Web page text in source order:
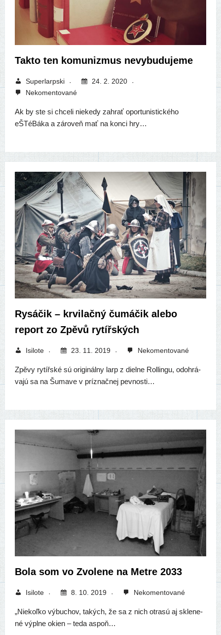
Takto ten komunizmus nevybudujeme
Superlarpski
24. 2. 2020
Nekomentované
Ak by ste si chce­li nie­ke­dy zahrať opor­tu­nis­tic­ké­ho
eŠTéBáka a záro­veň mať na kon­ci hry…
Rysáčik – krvilačný čumáčik alebo
report zo Zpěvů rytířských
Isilote 23. 11. 2019 Nekomentované
Zpěvy rytí­řs­ké sú ori­gi­nál­ny larp z diel­ne Rollingu, odo­hrá­
va­jú sa na Šumave v príz­nač­nej pevnosti…
Bola som vo Zvolene na Metre 2033
Isilote 8. 10. 2019 Nekomentované
„Niekoľko výbu­chov, takých, že sa z nich otra­sú aj skle­ne­
né výpl­ne okien – teda aspoň…